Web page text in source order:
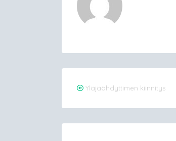
Post
navigation
Yläjäähdyttimen kiinnitys